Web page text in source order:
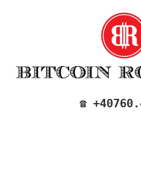
BITCOIN
CUMPARA SI
☎️